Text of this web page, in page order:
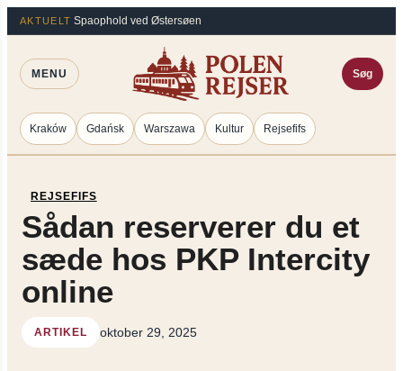
Spring
til
indhold
AKTUELT Spaophold ved Østersøen
MENU Søg
Kraków Gdańsk Warszawa Kultur Rejsefifs
REJSEFIFS
Sådan reserverer du et
sæde hos PKP Intercity
online
ARTIKEL oktober 29, 2025